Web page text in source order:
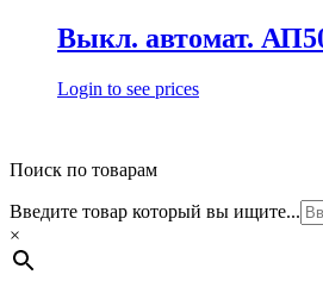
Выкл. автомат.
Login to see prices
Поиск по товарам
Введите товар который вы ищите...
×